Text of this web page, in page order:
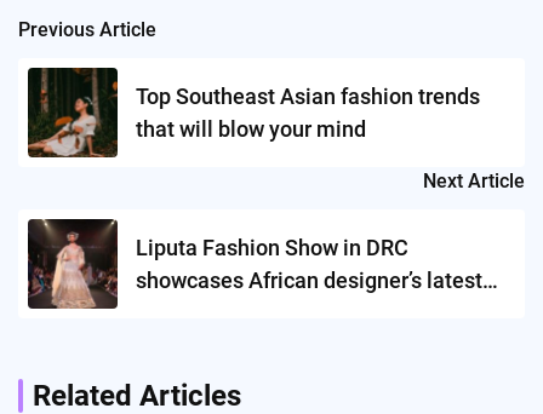
Post
navigation
Previous Article
Top Southeast Asian fashion trends
that will blow your mind
Next Article
Liputa Fashion Show in DRC
showcases African designer’s latest
Related Articles